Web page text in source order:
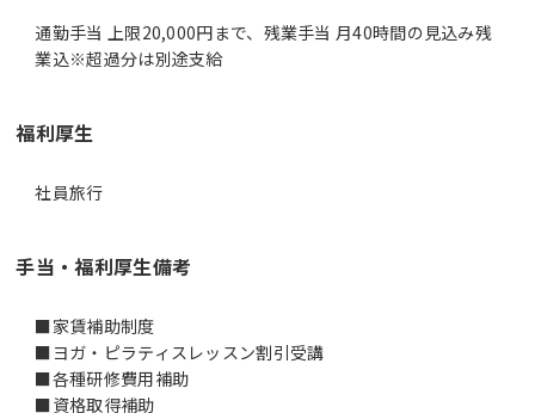
通勤手当 上限20,000円まで、残業手当 月40時間の見込み残
業込※超過分は別途支給
福利厚生
社員旅行
手当・福利厚生備考
■家賃補助制度
■ヨガ・ピラティスレッスン割引受講
■各種研修費用補助